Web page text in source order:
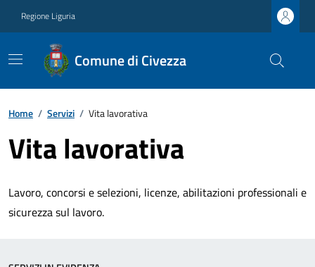
Regione Liguria
Comune di Civezza
Home / Servizi / Vita lavorativa
Vita lavorativa
Lavoro, concorsi e selezioni, licenze, abilitazioni professionali e
sicurezza sul lavoro.